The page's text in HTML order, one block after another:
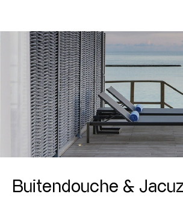
Buitendouche &